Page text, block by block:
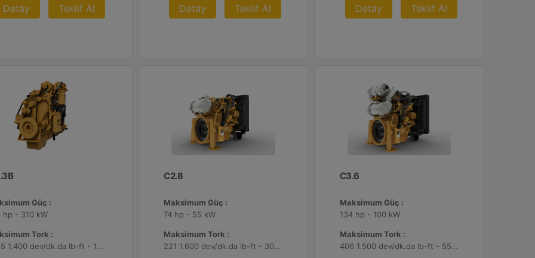
Detay Teklif Al Detay Teklif Al Detay Teklif Al
Güç :
hp - 310 kW
Tork :
1335 1.400 dev/dk.da lb-ft - 1810 1.400 dev/dk.da Nm
C2.8
Maksimum Güç :
74 hp - 55 kW
Maksimum Tork :
221 1.600 dev/dk.da lb-ft - 300 1.600 dev/dk.da Nm
C3.6
Maksimum Güç :
134 hp - 100 kW
Maksimum Tork :
406 1.500 dev/dk.da lb-ft - 550 1.500 dev/dk.da Nm